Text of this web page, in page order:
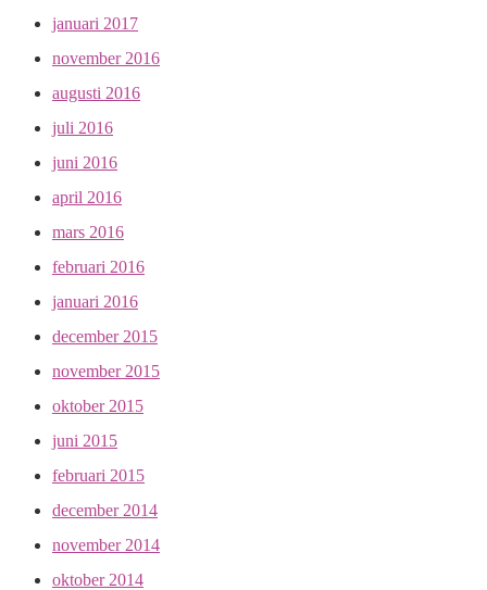
januari 2017
november 2016
augusti 2016
juli 2016
juni 2016
april 2016
mars 2016
februari 2016
januari 2016
december 2015
november 2015
oktober 2015
juni 2015
februari 2015
december 2014
november 2014
oktober 2014